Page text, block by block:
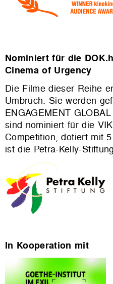
Nominiert für die
Cinema of Urgency
Die Filme dieser Reihe
Umbruch. Sie werden
ENGAGEMENT
sind nominiert für die
Competition, dotiert mit
ist die Petra-Kelly-
In Kooperation mit